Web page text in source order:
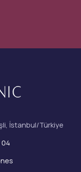
İstanbul/Türkiye
04